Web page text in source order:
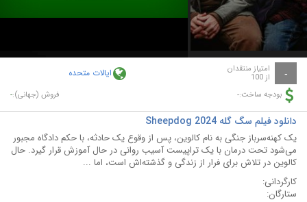
Video
- امتیاز منتقدان
از 100 ایالات متحده
بودجه ساخت:- فروش (جهانی):-
دانلود فیلم سگ گله Sheepdog 2024
یک کهنه‌سرباز جنگی به نام کالوین، پس از وقوع یک حادثه، با حکم دادگاه مجبور
می‌شود تحت درمان با یک تراپیست آسیب روانی در حال آموزش قرار گیرد. حال
کالوین در تلاش برای فرار از زندگی و گذشته‌اش است، اما ...
کارگردانی:
ستارگان: